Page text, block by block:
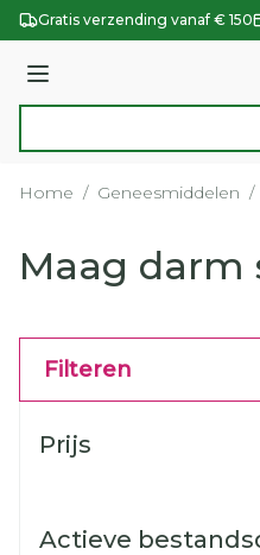
Ga naar de inhoud
Gratis verzending vanaf € 150
Menu
Home / Geneesmiddelen /
Maag darm
Filteren
Prijs
Actieve